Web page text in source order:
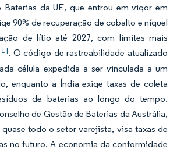
Baterias da UE, que entrou em vigor em
90% de recuperação de cobalto e níquel
de lítio até 2027, com limites mais
. O código de rastreabilidade atualizado
célula expedida a ser vinculada a um
enquanto a Índia exige taxas de coleta
de baterias ao longo do tempo.
de Gestão de Baterias da Austrália,
todo o setor varejista, visa taxas de
no futuro. A economia da conformidade